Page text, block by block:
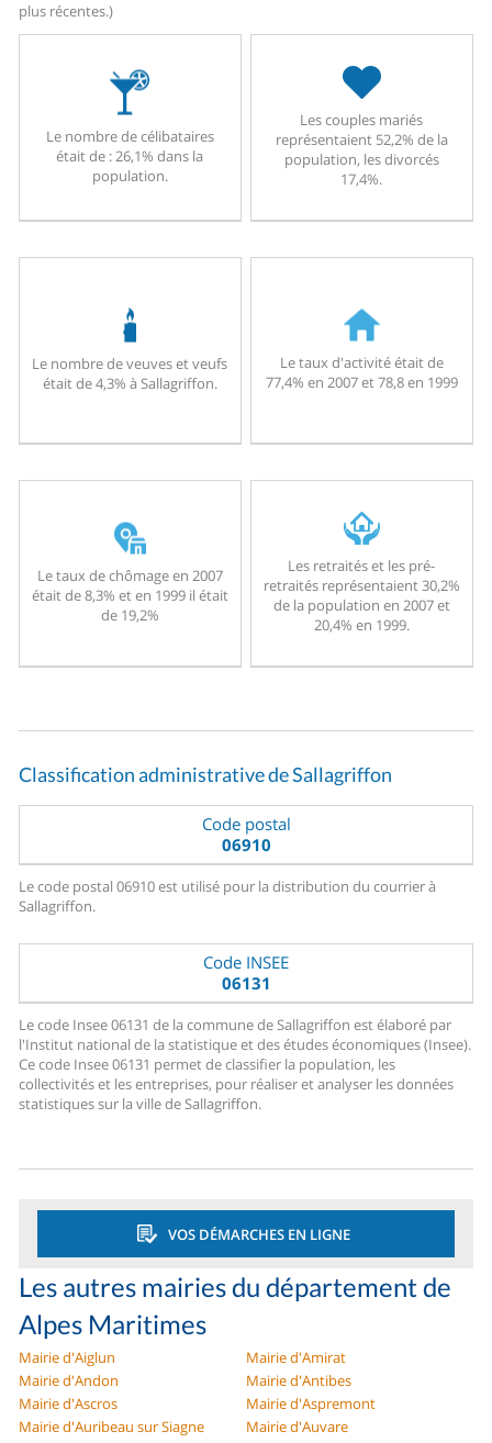
plus récentes.)
Le nombre de célibataires
était de : 26,1% dans la
population.
Les couples mariés
représentaient 52,2% de la
population, les divorcés
17,4%.
Le nombre de veuves et veufs
était de 4,3% à Sallagriffon.
Le taux d'activité était de
77,4% en 2007 et 78,8 en 1999
Le taux de chômage en 2007
était de 8,3% et en 1999 il était
de 19,2%
Les retraités et les pré-
retraités représentaient 30,2%
de la population en 2007 et
20,4% en 1999.
Classification administrative de Sallagriffon
Code postal
06910
Le code postal 06910 est utilisé pour la distribution du courrier à
Sallagriffon.
Code INSEE
06131
Le code Insee 06131 de la commune de Sallagriffon est élaboré par
l'Institut national de la statistique et des études économiques (Insee).
Ce code Insee 06131 permet de classifier la population, les
collectivités et les entreprises, pour réaliser et analyser les données
statistiques sur la ville de Sallagriffon.
VOS DÉMARCHES EN LIGNE
Les autres mairies du département de
Alpes Maritimes
Mairie d'Aiglun
Mairie d'Amirat
Mairie d'Andon
Mairie d'Antibes
Mairie d'Ascros
Mairie d'Aspremont
Mairie d'Auribeau sur Siagne
Mairie d'Auvare